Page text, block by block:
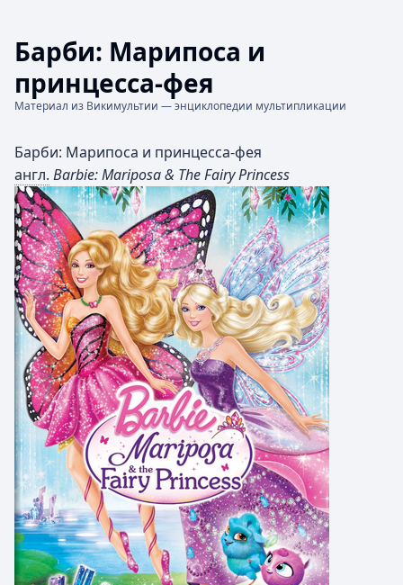
Барби: Марипоса и
принцесса-фея
Материал из Викимультии — энциклопедии мультипликации
Барби: Марипоса и принцесса-фея
англ. Barbie: Mariposa & The Fairy Princess